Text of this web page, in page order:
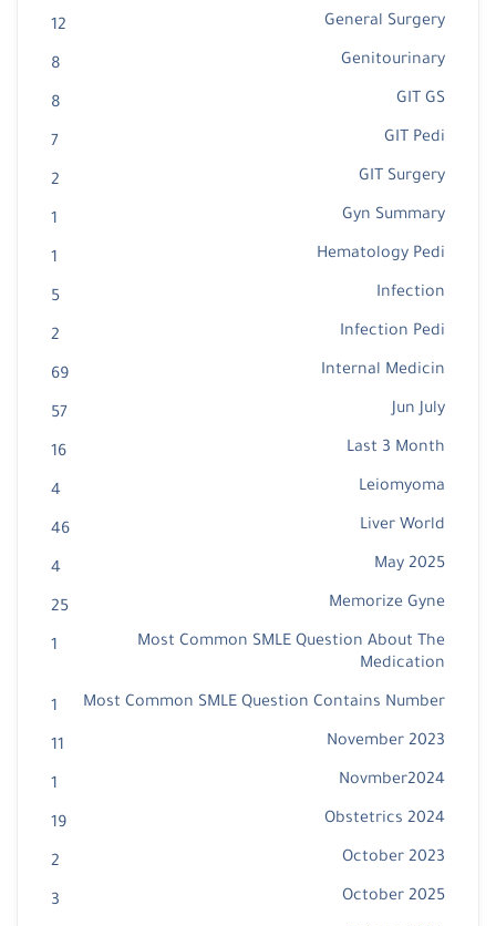
General Surgery
12
Genitourinary
8
GIT GS
8
GIT Pedi
7
GIT Surgery
2
Gyn Summary
1
Hematology Pedi
1
Infection
5
Infection Pedi
2
Internal Medicin
69
Jun July
57
Last 3 Month
16
Leiomyoma
4
Liver World
46
May 2025
4
Memorize Gyne
25
Most Common SMLE Question About The
Medication
1
Most Common SMLE Question Contains Number
1
November 2023
11
Novmber2024
1
Obstetrics 2024
19
October 2023
2
October 2025
3